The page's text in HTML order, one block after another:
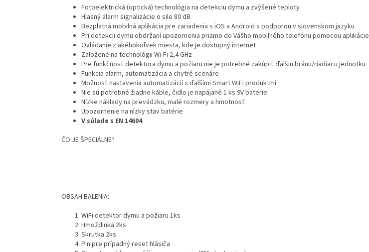
Fotoelektrická (optická) technológia na detekciu dymu a zvýšené teploty
Hlasný alarm signalizácie o sile 80 dB
Bezplatná mobilná aplikácia pre zariadenia s iOS a Android s podporou vslovenskom jazyku
Pri detekcii dymu obdržaní upozornenia priamo do Vášho mobilného telefónu pomocou aplikácie
Ovládanie z akéhokoľvek miesta, kde je dostupný internet
Založené na technológii Wi-Fi 2,4 GHz
Pre funkčnosť detektora dymu a požiaru nie je potrebné zakúpiť ďalšiu bránu/riadiacu jednotku
Funkcia alarm, automatizácia a chytré scenáre
Možnosť nastavenia automatizácií s ďalšími Smart WiFi produktmi
Nie sú potrebné žiadne káble, čidlo je napájané 1 ks 9V baterie
Nízke náklady na prevádzku, malé rozmery a hmotnosť
Upozornenie na nízky stav batérie
V súlade s EN 14604
ČO JE ŠPECIÁLNE?
OBSAH BALENIA:
WiFi detektor dymu a požiaru 1ks
Hmoždinka 2ks
Skrutka 2ks
Pin pre prípadný reset hlásiča